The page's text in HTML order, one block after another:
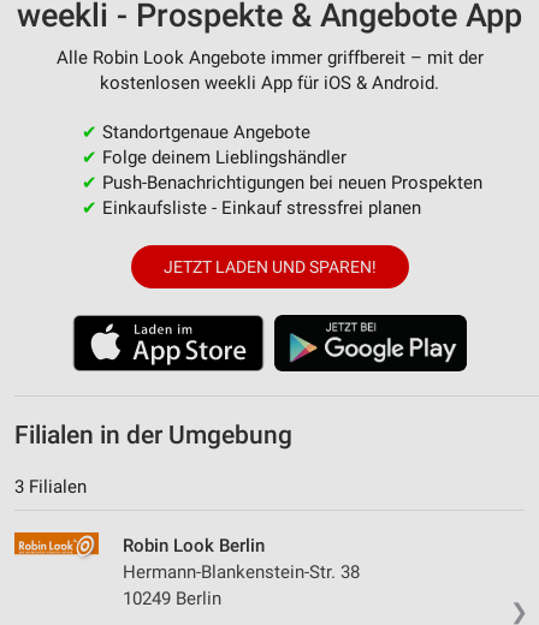
weekli - Prospekte & Angebote App
Alle Robin Look Angebote immer griffbereit – mit der
kostenlosen weekli App für iOS & Android.
✔ Standortgenaue Angebote
✔ Folge deinem Lieblingshändler
✔ Push-Benachrichtigungen bei neuen Prospekten
✔ Einkaufsliste - Einkauf stressfrei planen
JETZT LADEN UND SPAREN!
Filialen in der Umgebung
3 Filialen
❯
Robin Look Berlin
Hermann-Blankenstein-Str. 38
10249 Berlin